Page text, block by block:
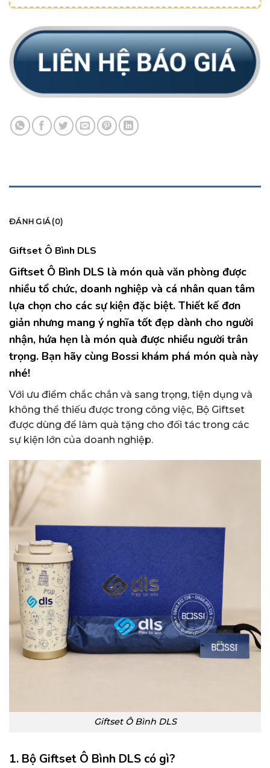
ĐÁNH GIÁ (0)
Giftset Ô Bình DLS
Giftset Ô Bình DLS là món quà văn phòng được
nhiều tổ chức, doanh nghiệp và cá nhân quan tâm
lựa chọn cho các sự kiện đặc biệt. Thiết kế đơn
giản nhưng mang ý nghĩa tốt đẹp dành cho người
nhận, hứa hẹn là món quà được nhiều người trân
trọng. Bạn hãy cùng Bossi khám phá món quà này
nhé!
Với ưu điểm chắc chắn và sang trọng, tiện dụng và
không thể thiếu được trong công việc, Bộ Giftset
được dùng để làm quà tặng cho đối tác trong các
sự kiện lớn của doanh nghiệp.
Giftset Ô Bình DLS
1. Bộ Giftset Ô Bình DLS có gì?